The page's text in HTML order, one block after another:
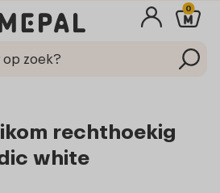
0
rechthoekig
white